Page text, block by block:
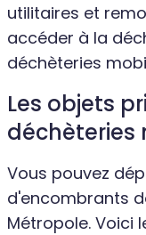
utilitaires et
accéder à la
déchèteries
Les objets
déchèteries
Vous pouvez
d'encombrants
Métropole. Voici